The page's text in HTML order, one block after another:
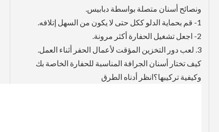
ونصائح أسنان متصلة بواسطة دبابيس.
1- قم بحماية الدلو ككل حتى لا يكون من السهل إتلافه.
2- اجعل تشغيل الحفارة أكثر مرونة.
3. لعب دور التخزين المؤقت لأعمال الحفر أثناء العمل.
كيف تختار أسنان الجرافة المناسبة للحفارة الخاصة بك
وكيفية تركيبها؟انظر أدناه الطرق